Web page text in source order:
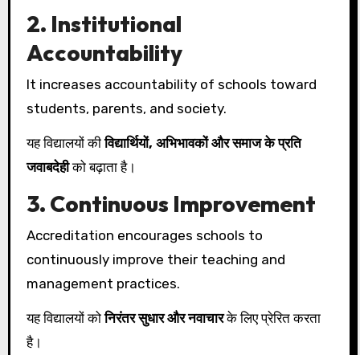
2. Institutional
Accountability
It increases accountability of schools toward
students, parents, and society.
यह विद्यालयों कीविद्यार्थियों, अभिभावकों और समाज के प्रति
जवाबदेहीको बढ़ाता है।
3. Continuous Improvement
Accreditation encourages schools to
continuously improve their teaching and
management practices.
यह विद्यालयों कोनिरंतर सुधार और नवाचारके लिए प्रेरित करता
है।